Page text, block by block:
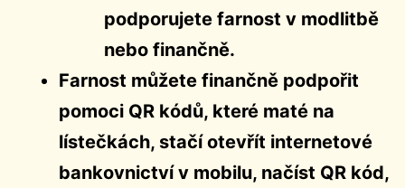
podporujete farnost v modlitbě
nebo finančně.
Farnost můžete finančně podpořit
pomoci QR kódů, které maté na
lístečkách, stačí otevřít internetové
bankovnictví v mobilu, načíst QR kód,